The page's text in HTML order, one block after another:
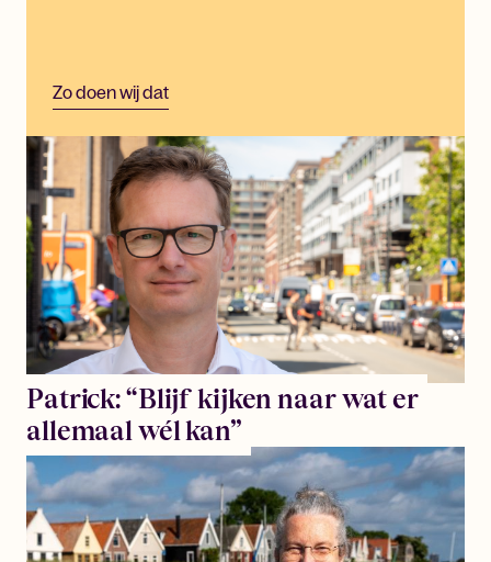
Zo doen wij dat
Patrick: “Blijf kijken naar wat er
allemaal wél kan”